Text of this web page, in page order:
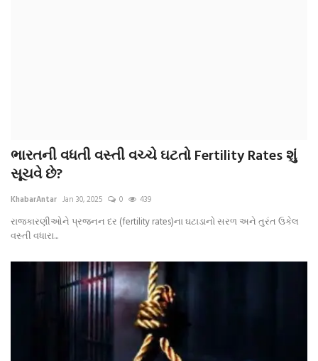
ભારતની વધતી વસ્તી વચ્ચે ઘટતો Fertility Rates શું
સૂચવે છે?
KhabarAntar Jan 30, 2025 0 439
રાજકારણીઓને પ્રજનન દર (fertility rates)ના ઘટાડાનો સરળ અને તુરંત ઉકેલ
વસ્તી વધારા...